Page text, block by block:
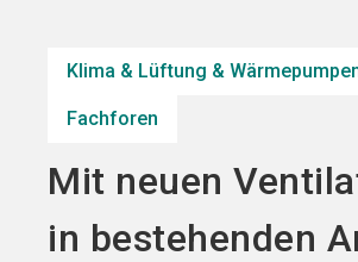
Klima & Lüftung &
Fachforen
Mit neuen
in bestehenden